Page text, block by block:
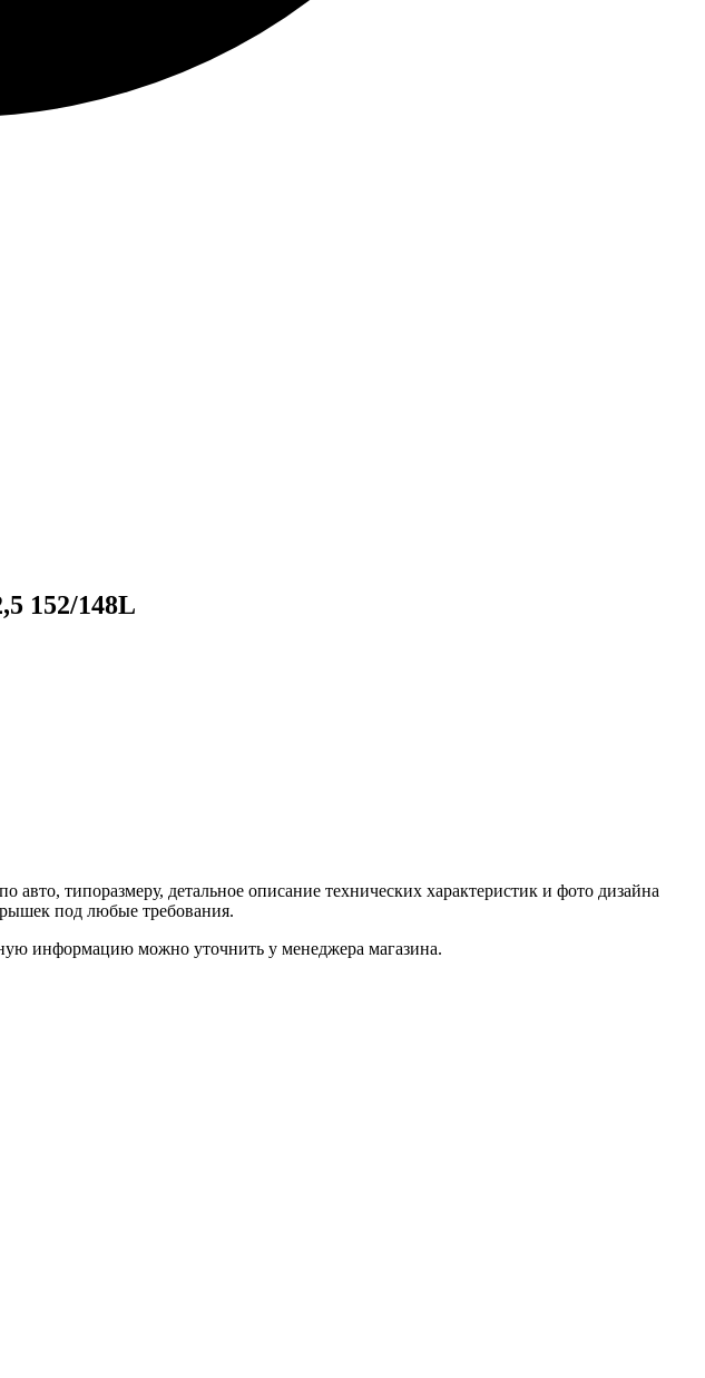
152/148L
типоразмеру, детальное описание технических характеристик и фото дизайна
под любые требования.
информацию можно уточнить у менеджера магазина.